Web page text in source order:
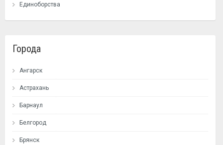
Единоборства
Города
Ангарск
Астрахань
Барнаул
Белгород
Брянск